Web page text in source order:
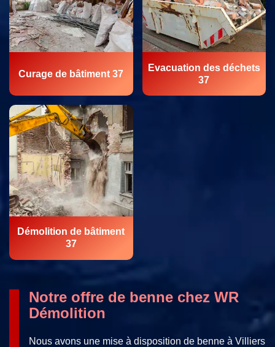
Curage de bâtiment 37
Evacuation des déchets
37
Démolition de bâtiment
37
Notre offre de benne chez WR
Démolition
Nous avons une mise à disposition de benne à Villiers